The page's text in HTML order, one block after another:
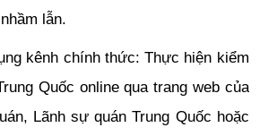
lẫn.
kênh chính thức: Thực hiện kiểm
Quốc online qua trang web của
Lãnh sự quán Trung Quốc hoặc